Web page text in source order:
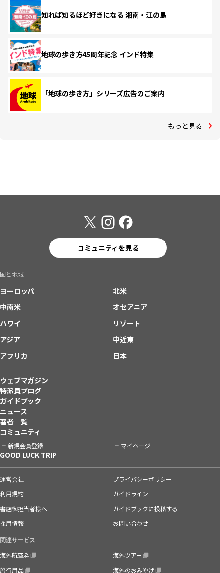
知れば知るほど好きになる 湘南・江の島
地球の歩き方45周年記念 インド特集
「地球の歩き方」シリーズ広告のご案内
もっと見る
コミュニティを見る
国と地域
ヨーロッパ
北米
中南米
オセアニア
ハワイ
リゾート
アジア
中近東
アフリカ
日本
ウェブマガジン
特派員ブログ
ガイドブック
ニュース
著者一覧
コミュニティ
新規会員登録 マイページ
GOOD LUCK TRIP
運営会社
プライバシーポリシー
利用規約
ガイドライン
書店御担当者様へ
ガイドブックに投稿する
採用情報
お問い合わせ
関連サービス
海外航空券
海外ツアー
旅行用品
海外のおみやげ